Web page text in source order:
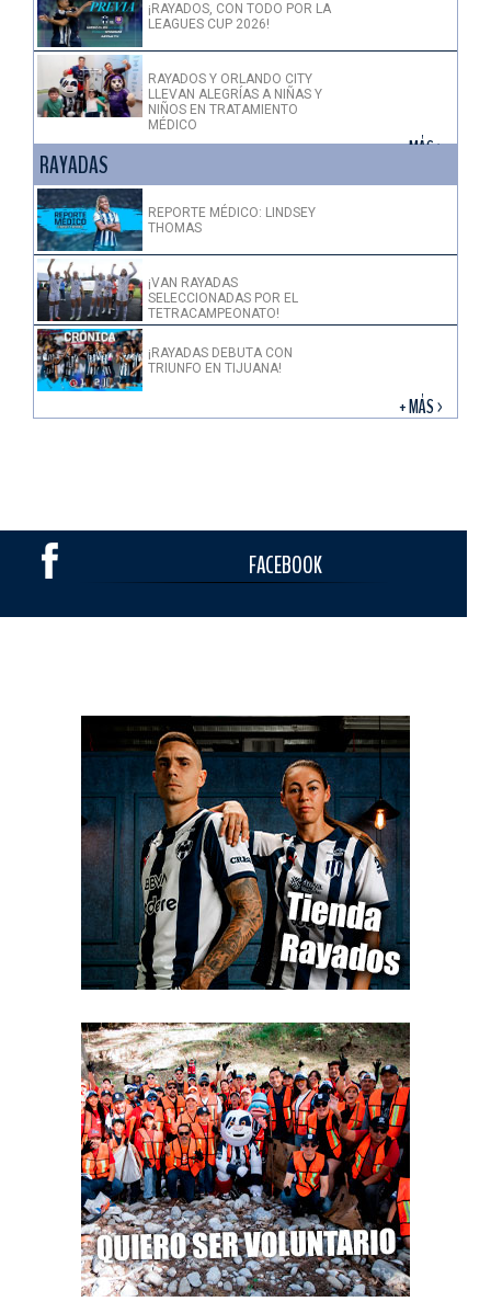
¡RAYADOS, CON TODO POR LA
LEAGUES CUP 2026!
RAYADOS Y ORLANDO CITY
LLEVAN ALEGRÍAS A NIÑAS Y
NIÑOS EN TRATAMIENTO
MÉDICO
+ MÁS >
RAYADAS
REPORTE MÉDICO: LINDSEY
THOMAS
¡VAN RAYADAS
SELECCIONADAS POR EL
TETRACAMPEONATO!
¡RAYADAS DEBUTA CON
TRIUNFO EN TIJUANA!
+ MÁS >
FACEBOOK